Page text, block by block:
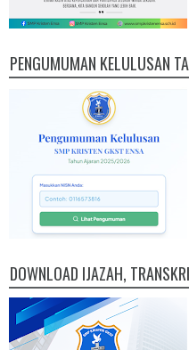
PENGUMUMAN KELULUSAN
DOWNLOAD IJAZAH,